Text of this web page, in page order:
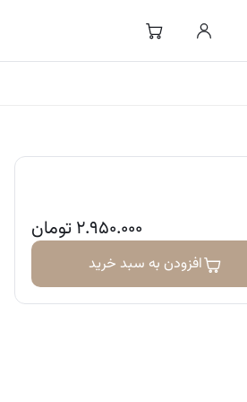
۲.۹۵۰.۰۰۰تومان
افزودن به سبد خرید